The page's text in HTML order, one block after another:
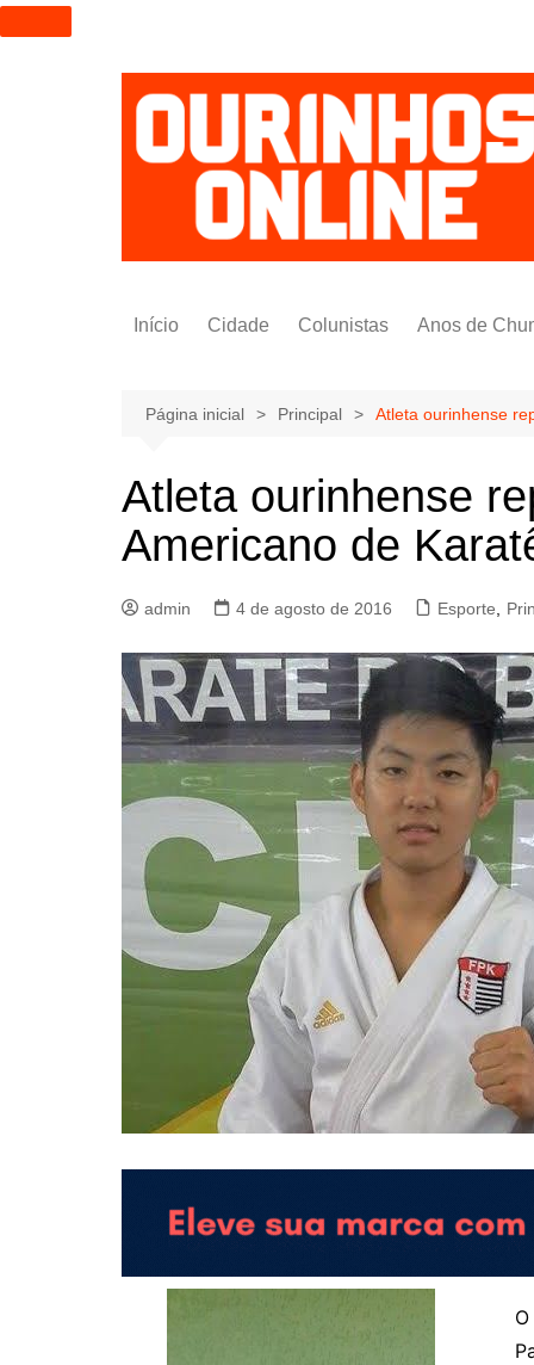
I
r
Início Cidade Colunistas
Pedro Saldida
Bruno Yashinishi
Anos de
Página inicial Principal Atleta ourinhense
Atleta ourinhense
Americano de
admin 4 de agosto de 2016 Esporte,